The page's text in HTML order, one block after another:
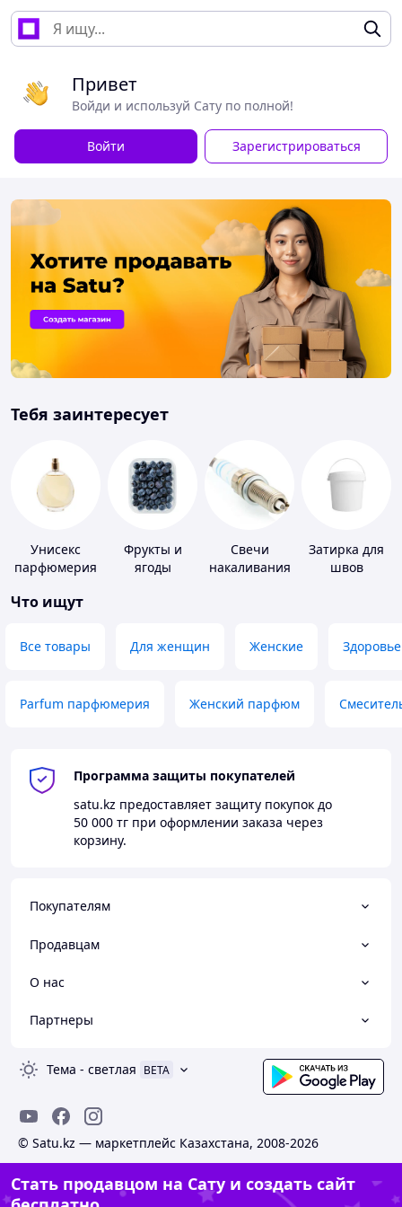
Привет
Войди и используй Сату по полной!
Войти Зарегистрироваться
Тебя заинтересует
Унисекс
парфюмерия
Фрукты и
ягоды
Свечи
накаливания
Затирка для
швов
Что ищут
Все товары Для женщин Женские Здоровье
Parfum парфюмерия Женский парфюм
Программа защиты покупателей
satu.kz предоставляет защиту покупок до
50 000 тг при оформлении заказа через
корзину.
Покупателям
Продавцам
О нас
Партнеры
Тема - светлая BETA
© Satu.kz — маркетплейс Казахстана, 2008-2026
Стать продавцом на Сату и создать сайт